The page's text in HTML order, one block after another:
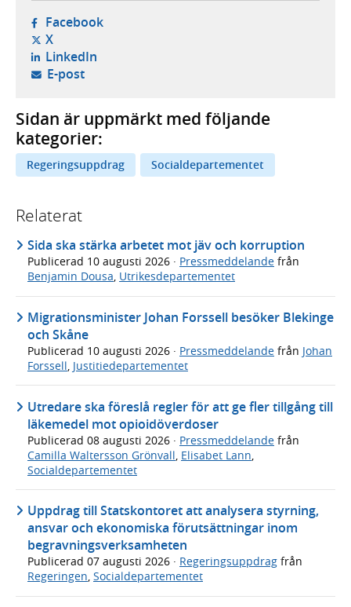
Facebook- öppnas i ny flik, extern webbplats,
X- öppnas i ny flik, extern webbplats,
LinkedIn- öppnas i ny flik, extern webbplats,
E-post- öppnar din e-postklient,
Sidan är uppmärkt med följande
kategorier:
Regeringsuppdrag Socialdepartementet
Relaterat
Sida ska stärka arbetet mot jäv och korruption
Publicerad 10 augusti 2026 · Pressmeddelande från
Benjamin Dousa, Utrikesdepartementet
Migrationsminister Johan Forssell besöker Blekinge
och Skåne
Publicerad 10 augusti 2026 · Pressmeddelande från Johan
Forssell, Justitiedepartementet
Utredare ska föreslå regler för att ge fler tillgång till
läkemedel mot opioidöverdoser
Publicerad 08 augusti 2026 · Pressmeddelande från
Camilla Waltersson Grönvall Elisabet Lann
Socialdepartementet
Uppdrag till Statskontoret att analysera styrning,
ansvar och ekonomiska förutsättningar inom
begravningsverksamheten
Publicerad 07 augusti 2026 · Regeringsuppdrag från
Regeringen, Socialdepartementet